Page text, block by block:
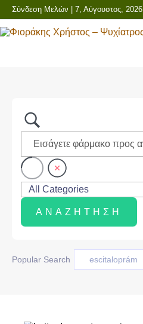
Σύνδεση Μελών | 7, Αύγουστος, 2026
Popular Search escitaloprám